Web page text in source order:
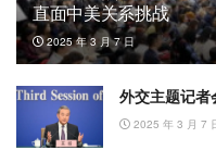
直面中美关系挑战
2025 年 3 月 7 日
外交主题记
2025 年 3 月 7